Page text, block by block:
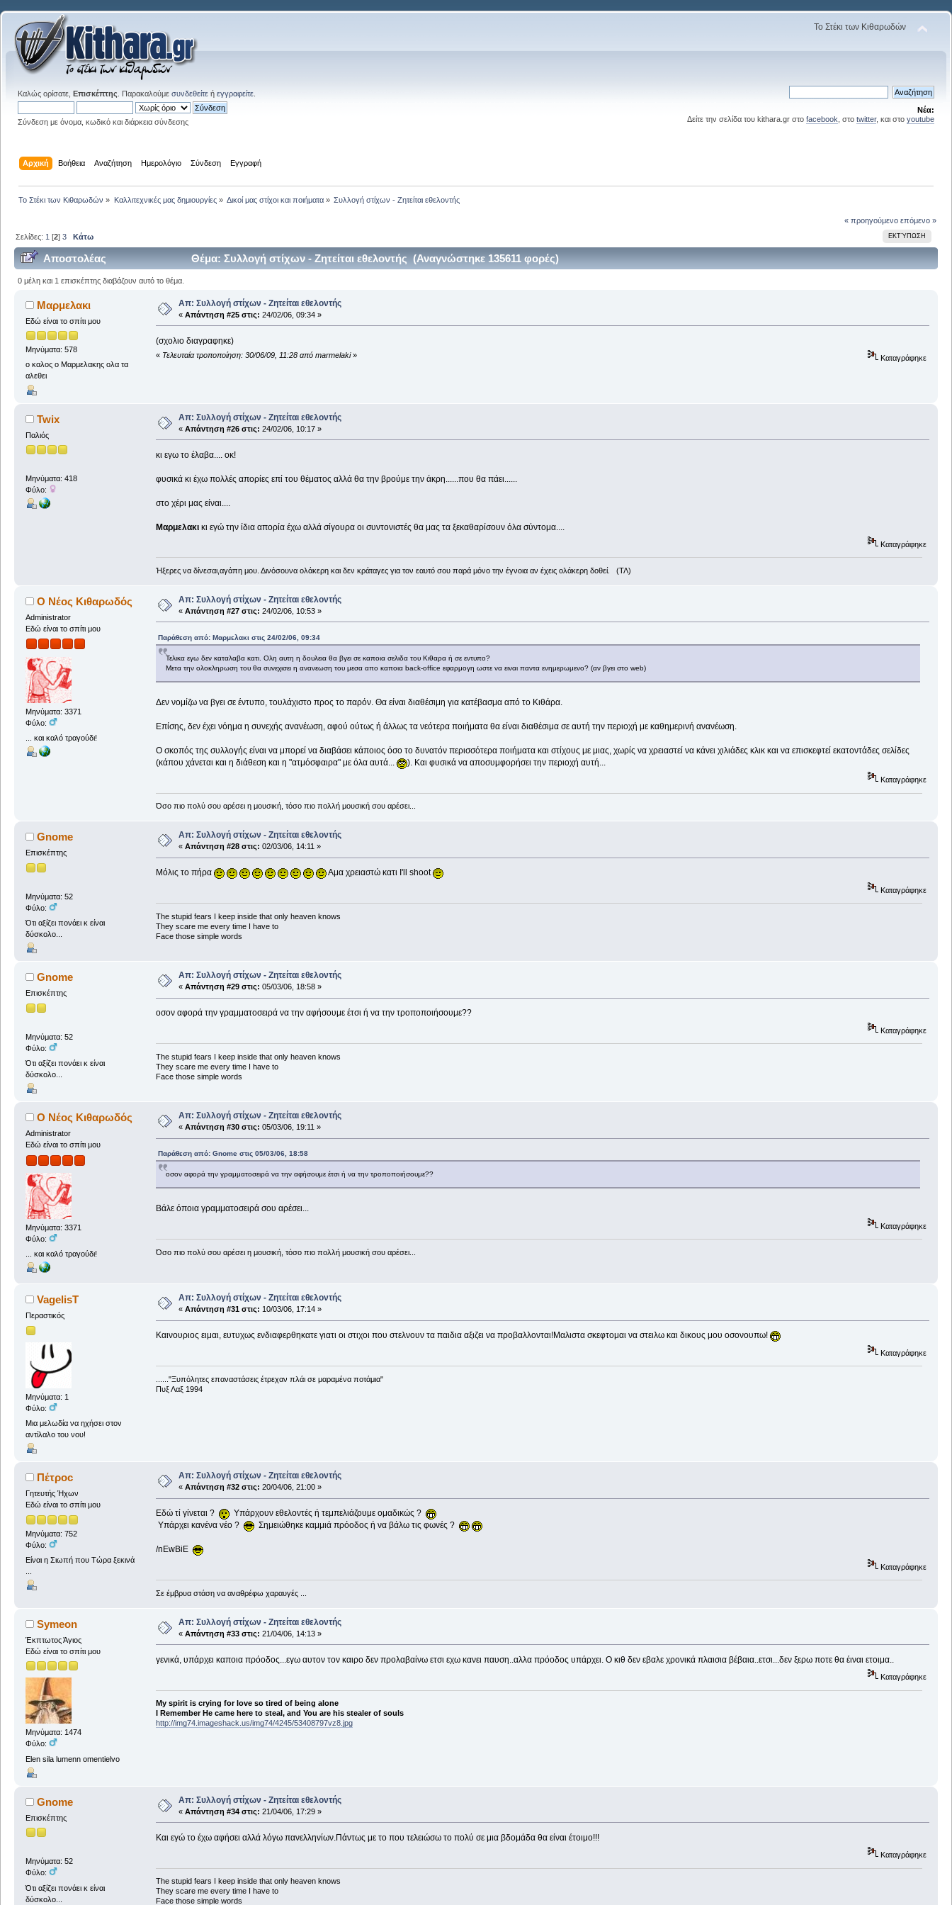
Το Στέκι των Κιθαρωδών
Καλώς ορίσατε, Επισκέπτης . Παρακαλούμε συνδεθείτε ή εγγραφείτε
Σύνδεση με όνομα, κωδικό και διάρκεια σύνδεσης
Νέα:
Δείτε την σελίδα του kithara.gr στο facebook , στο twitter, και στο youtube
Αρχική Βοήθεια Αναζήτηση Ημερολόγιο Σύνδεση Εγγραφή
Το Στέκι των Κιθαρωδών » Καλλιτεχνικές μας δημιουργίες» Δικοί μας στίχοι και ποιήματα» Συλλογή στίχων - Ζητείται εθελοντής
« προηγούμενο επόμενο »
ΕΚΤΎΠΩΣΗ
Σελίδες: 1 [2]3 Κάτω
Αποστολέας Θέμα: Συλλογή στίχων - Ζητείται εθελοντής (Αναγνώστηκε 135611 φορές)
0 μέλη και 1 επισκέπτης διαβάζουν αυτό το θέμα.
Μαρμελακι
Εδώ είναι το σπίτι μου
Μηνύματα: 578
ο καλος ο Μαρμελακης ολα τα
αλεθει
Απ: Συλλογή στίχων - Ζητείται εθελοντής
« Απάντηση #25 στις: 24/02/06, 09:34 »
(σχολιο διαγραφηκε)
« Τελευταία τροποποίηση: 30/06/09, 11:28 από marmelaki» Καταγράφηκε
Twix
Παλιός
Μηνύματα: 418
Φύλο:
Απ: Συλλογή στίχων - Ζητείται εθελοντής
« Απάντηση #26 στις: 24/02/06, 10:17 »
κι εγω το έλαβα.... οκ!
φυσικά κι έχω πολλές απορίες επί του θέματος αλλά θα την βρούμε την άκρη......που θα πάει......
στο χέρι μας είναι....
Μαρμελακικι εγώ την ίδια απορία έχω αλλά σίγουρα οι συντονιστές θα μας τα ξεκαθαρίσουν όλα σύντομα....
Καταγράφηκε
Ήξερες να δίνεσαι,αγάπη μου. Δινόσουνα ολάκερη και δεν κράταγες για τον εαυτό σου παρά μόνο την έγνοια αν έχεις ολάκερη δοθεί. (ΤΛ)
Ο Νέος Κιθαρωδός
Administrator
Εδώ είναι το σπίτι μου
Μηνύματα: 3371
Φύλο:
... και καλό τραγούδι!
Απ: Συλλογή στίχων - Ζητείται εθελοντής
« Απάντηση #27 στις: 24/02/06, 10:53 »
Παράθεση από: Μαρμελακι στις 24/02/06, 09:34
Τελικα εγω δεν καταλαβα κατι. Ολη αυτη η δουλεια θα βγει σε καποια σελιδα του Κιθαρα ή σε εντυπο?
Μετα την ολοκληρωση του θα συνεχισει η ανανεωση του μεσα απο καποια back-office εφαρμογη ωστε να ειναι παντα ενημερωμενο? (αν βγει στο web)
Δεν νομίζω να βγει σε έντυπο, τουλάχιστο προς το παρόν. Θα είναι διαθέσιμη για κατέβασμα από το Κιθάρα.
Επίσης, δεν έχει νόημα η συνεχής ανανέωση, αφού ούτως ή άλλως τα νεότερα ποιήματα θα είναι διαθέσιμα σε αυτή την περιοχή με καθημερινή ανανέωση.
Ο σκοπός της συλλογής είναι να μπορεί να διαβάσει κάποιος όσο το δυνατόν περισσότερα ποιήματα και στίχους με μιας, χωρίς να χρειαστεί να κάνει χιλιάδες κλικ και να επισκεφτεί εκατοντάδες σελίδες
(κάπου χάνεται και η διάθεση και η "ατμόσφαιρα" με όλα αυτά...
). Και φυσικά να αποσυμφορήσει την περιοχή αυτή...
Καταγράφηκε
Όσο πιο πολύ σου αρέσει η μουσική, τόσο πιο πολλή μουσική σου αρέσει...
Gnome
Επισκέπτης
Μηνύματα: 52
Φύλο:
Ότι αξίζει πονάει κ είναι
δύσκολο...
Απ: Συλλογή στίχων - Ζητείται εθελοντής
« Απάντηση #28 στις: 02/03/06, 14:11 »
Μόλις το πήρα Αμα χρειαστώ κατι I'll shoot
Καταγράφηκε
The stupid fears I keep inside that only heaven knows
They scare me every time I have to
Face those simple words
Gnome
Επισκέπτης
Μηνύματα: 52
Φύλο:
Ότι αξίζει πονάει κ είναι
δύσκολο...
Απ: Συλλογή στίχων - Ζητείται εθελοντής
« Απάντηση #29 στις: 05/03/06, 18:58 »
οσον αφορά την γραμματοσειρά να την αφήσουμε έτσι ή να την τροποποιήσουμε??
Καταγράφηκε
The stupid fears I keep inside that only heaven knows
They scare me every time I have to
Face those simple words
Ο Νέος Κιθαρωδός
Administrator
Εδώ είναι το σπίτι μου
Μηνύματα: 3371
Φύλο:
... και καλό τραγούδι!
Απ: Συλλογή στίχων - Ζητείται εθελοντής
« Απάντηση #30 στις: 05/03/06, 19:11 »
Παράθεση από: Gnome στις 05/03/06, 18:58
οσον αφορά την γραμματοσειρά να την αφήσουμε έτσι ή να την τροποποιήσουμε??
Βάλε όποια γραμματοσειρά σου αρέσει...
Καταγράφηκε
Όσο πιο πολύ σου αρέσει η μουσική, τόσο πιο πολλή μουσική σου αρέσει...
VagelisT
Περαστικός
Μηνύματα: 1
Φύλο:
Μια μελωδία να ηχήσει στον
αντίλαλο του νου!
Απ: Συλλογή στίχων - Ζητείται εθελοντής
« Απάντηση #31 στις: 10/03/06, 17:14 »
Καινουριος ειμαι, ευτυχως ενδιαφερθηκατε γιατι οι στιχοι που στελνουν τα παιδια αξιζει να προβαλλονται!Μαλιστα σκεφτομαι να στειλω και δικους μου οσονουπω!
Καταγράφηκε
......"Ξυπόλητες επαναστάσεις έτρεχαν πλάι σε μαραμένα ποτάμια"
Πυξ Λαξ 1994
Πέτροc
Γητευτής Ήχων
Εδώ είναι το σπίτι μου
Μηνύματα: 752
Φύλο:
Είναι η Σιωπή που Τώρα ξεκινά
Απ: Συλλογή στίχων - Ζητείται εθελοντής
« Απάντηση #32 στις: 20/04/06, 21:00 »
Εδώ τί γίνεται ?
Υπάρχουν εθελοντές ή τεμπελιάζουμε ομαδικώς ?
Υπάρχει κανένα νέο ?
Σημειώθηκε καμμιά πρόοδος ή να βάλω τις φωνές ?
/nEwBiE
Καταγράφηκε
Σε έμβρυα στάση να αναθρέφω χαραυγές ...
Symeon
Έκπτωτος Άγιος
Εδώ είναι το σπίτι μου
Μηνύματα: 1474
Φύλο:
Elen sila lumenn omentielvo
Απ: Συλλογή στίχων - Ζητείται εθελοντής
« Απάντηση #33 στις: 21/04/06, 14:13 »
γενικά, υπάρχει καποια πρόοδος...εγω αυτον τον καιρο δεν προλαβαίνω ετσι εχω κανει παυση..αλλα πρόοδος υπάρχει. Ο κιθ δεν εβαλε χρονικά πλαισια βέβαια..ετσι...δεν ξερω ποτε θα έιναι ετοιμα..
Καταγράφηκε
My spirit is crying for love so tired of being alone
I Remember He came here to steal, and You are his stealer of souls
http://img74.imageshack.us/img74/4245/53408797vz8.jpg
Gnome
Επισκέπτης
Μηνύματα: 52
Φύλο:
Ότι αξίζει πονάει κ είναι
δύσκολο...
Απ: Συλλογή στίχων - Ζητείται εθελοντής
« Απάντηση #34 στις: 21/04/06, 17:29 »
Και εγώ το έχω αφήσει αλλά λόγω πανελληνίων.Πάντως με το που τελειώσω το πολύ σε μια βδομάδα θα είναι έτοιμο!!!
Καταγράφηκε
The stupid fears I keep inside that only heaven knows
They scare me every time I have to
Face those simple words